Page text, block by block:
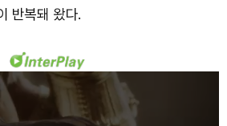
반복돼 왔다.